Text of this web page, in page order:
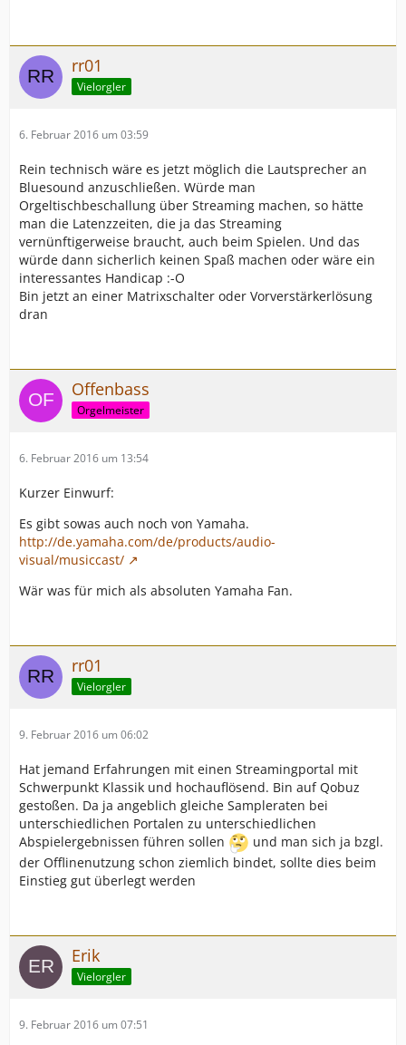
rr01
Vielorgler
6. Februar 2016 um 03:59
Rein technisch wäre es jetzt möglich die Lautsprecher an
Bluesound anzuschließen. Würde man
Orgeltischbeschallung über Streaming machen, so hätte
man die Latenzzeiten, die ja das Streaming
vernünftigerweise braucht, auch beim Spielen. Und das
würde dann sicherlich keinen Spaß machen oder wäre ein
interessantes Handicap :-O
Bin jetzt an einer Matrixschalter oder Vorverstärkerlösung
dran
Offenbass
Orgelmeister
6. Februar 2016 um 13:54
Kurzer Einwurf:
Es gibt sowas auch noch von Yamaha.
http://de.yamaha.com/de/products/audio-
visual/musiccast/
Wär was für mich als absoluten Yamaha Fan.
rr01
Vielorgler
9. Februar 2016 um 06:02
Hat jemand Erfahrungen mit einen Streamingportal mit
Schwerpunkt Klassik und hochauflösend. Bin auf Qobuz
gestoßen. Da ja angeblich gleiche Sampleraten bei
unterschiedlichen Portalen zu unterschiedlichen
Abspielergebnissen führen sollen
und man sich ja bzgl.
der Offlinenutzung schon ziemlich bindet, sollte dies beim
Einstieg gut überlegt werden
Erik
Vielorgler
9. Februar 2016 um 07:51